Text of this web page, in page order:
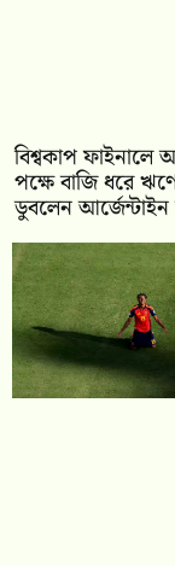
বিশ্বকাপ ফাইনালে
পক্ষে বাজি ধরে
ডুবলেন